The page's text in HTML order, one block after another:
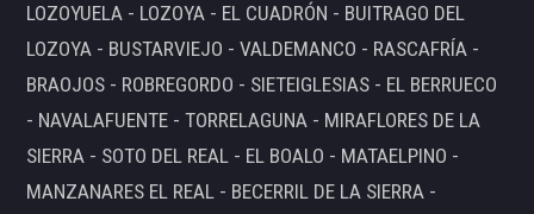
LOZOYUELA - LOZOYA - EL CUADRÓN - BUITRAGO DEL
LOZOYA - BUSTARVIEJO - VALDEMANCO - RASCAFRÍA -
BRAOJOS - ROBREGORDO - SIETEIGLESIAS - EL BERRUECO
- NAVALAFUENTE - TORRELAGUNA - MIRAFLORES DE LA
SIERRA - SOTO DEL REAL - EL BOALO - MATAELPINO -
MANZANARES EL REAL - BECERRIL DE LA SIERRA -